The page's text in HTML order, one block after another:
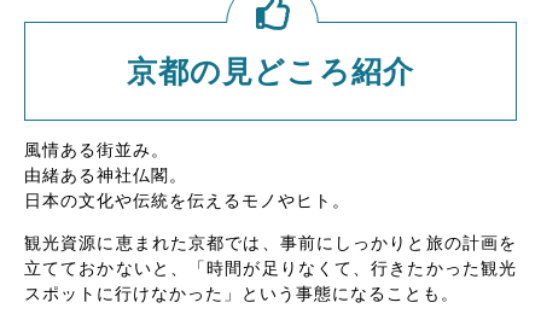
京都の見どころ紹介
風情ある街並み。
由緒ある神社仏閣。
日本の文化や伝統を伝えるモノやヒト。
観光資源に恵まれた京都では、事前にしっかりと旅の計画を
立てておかないと、「時間が足りなくて、行きたかった観光
スポットに行けなかった」という事態になることも。